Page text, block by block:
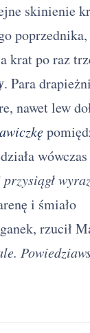
skinienie
krat po raz
. Para
nawet lew
i śmiało
rzucił